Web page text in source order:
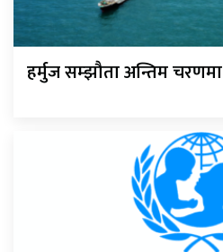
हर्मुज सम्झौता अन्तिम चरणमा